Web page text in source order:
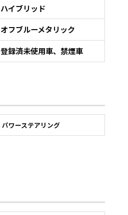
ハイブリッド
オフブルーメタリック
登録済未使用車、禁煙車
パワーステアリング